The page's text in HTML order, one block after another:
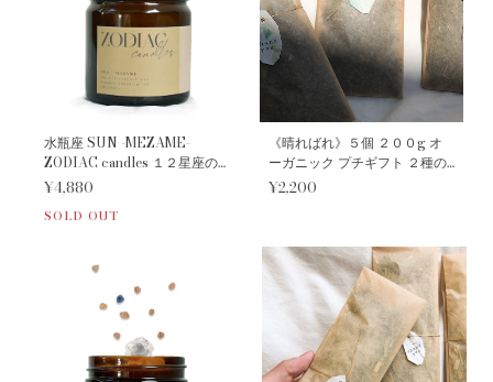
水瓶座 SUN -MEZAME-
ZODIAC candles １２星座の
守護石キャンドル
¥4,880
SOLD OUT
《晴ればれ》５個 ２００g オ
ーガニック プチギフト ２種の
ハーバル バスポプリ
¥2,200